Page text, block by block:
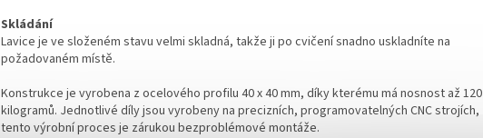
Skládání
Lavice je ve složeném stavu velmi skladná, takže ji po cvičení snadno uskladníte na
požadovaném místě.
Konstrukce je vyrobena z ocelového profilu 40 x 40 mm, díky kterému má nosnost až 120
kilogramů. Jednotlivé díly jsou vyrobeny na precizních, programovatelných CNC strojích,
tento výrobní proces je zárukou bezproblémové montáže.